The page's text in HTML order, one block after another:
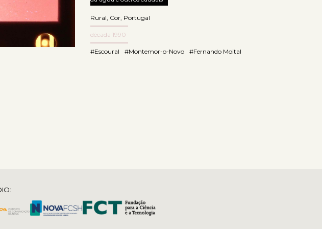
Rural, Cor, Portugal
década 1990
#Escoural #Montemor-o-Novo #Fernando Moital